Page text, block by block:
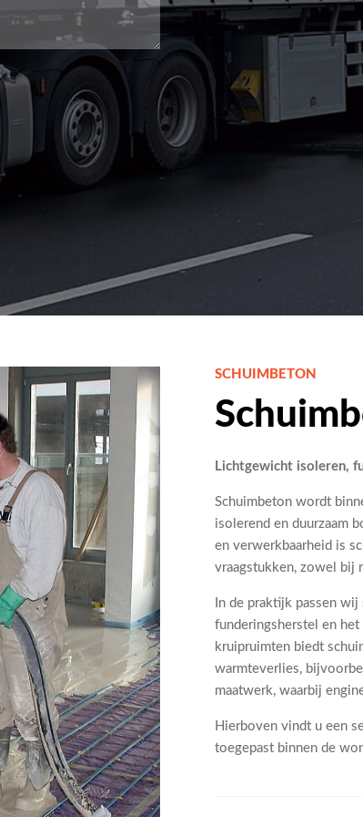
SCHUIMBETON
Lichtgewicht isoleren,
Schuimbeton wordt
isolerend en duurzaam
en verwerkbaarheid is
vraagstukken, zowel bij
In de praktijk passen
funderingsherstel en
kruipruimten biedt
warmteverlies,
maatwerk, waarbij
Hierboven vindt u een
toegepast binnen de